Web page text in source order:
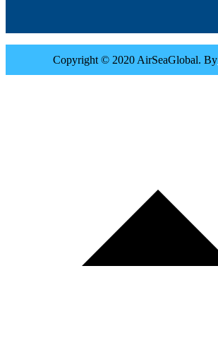
Copyright © 2020 AirSeaGlobal. By